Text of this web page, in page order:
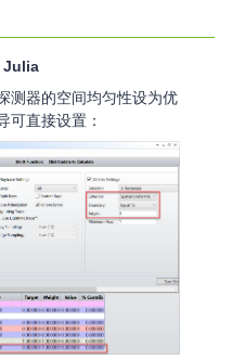
Julia
测器的空间均匀性设为优
可直接设置：